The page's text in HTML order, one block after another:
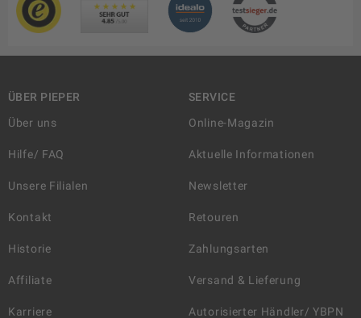
ÜBER PIEPER
Über uns
Hilfe/ FAQ
Unsere Filialen
Kontakt
Historie
Affiliate
Karriere
SERVICE
Online-Magazin
Aktuelle Informationen
Newsletter
Retouren
Zahlungsarten
Versand & Lieferung
Autorisierter Händler/ YBPN